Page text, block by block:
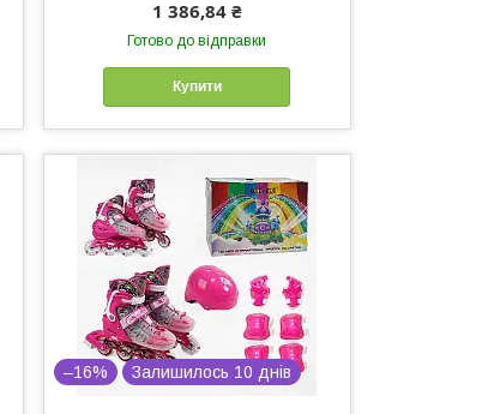
1 386,84 ₴
Готово до відправки
Купити
–16% Залишилось 10 днів